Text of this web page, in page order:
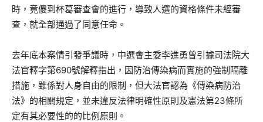
時，竟傻到杯葛審查會的進行，導致人選的資格條件未經審
查，就全部通過了同意任命。
去年底本案情引發爭議時，中選會主委李進勇曾引據司法院大
法官釋字第690號解釋指出，因防治傳染病而實施的強制隔離
措施，雖係對人身自由的限制，但大法官認為《傳染病防治
法》的相關規定，並未違反法律明確性原則及憲法第23條所
定有其必要性的的比例原則。